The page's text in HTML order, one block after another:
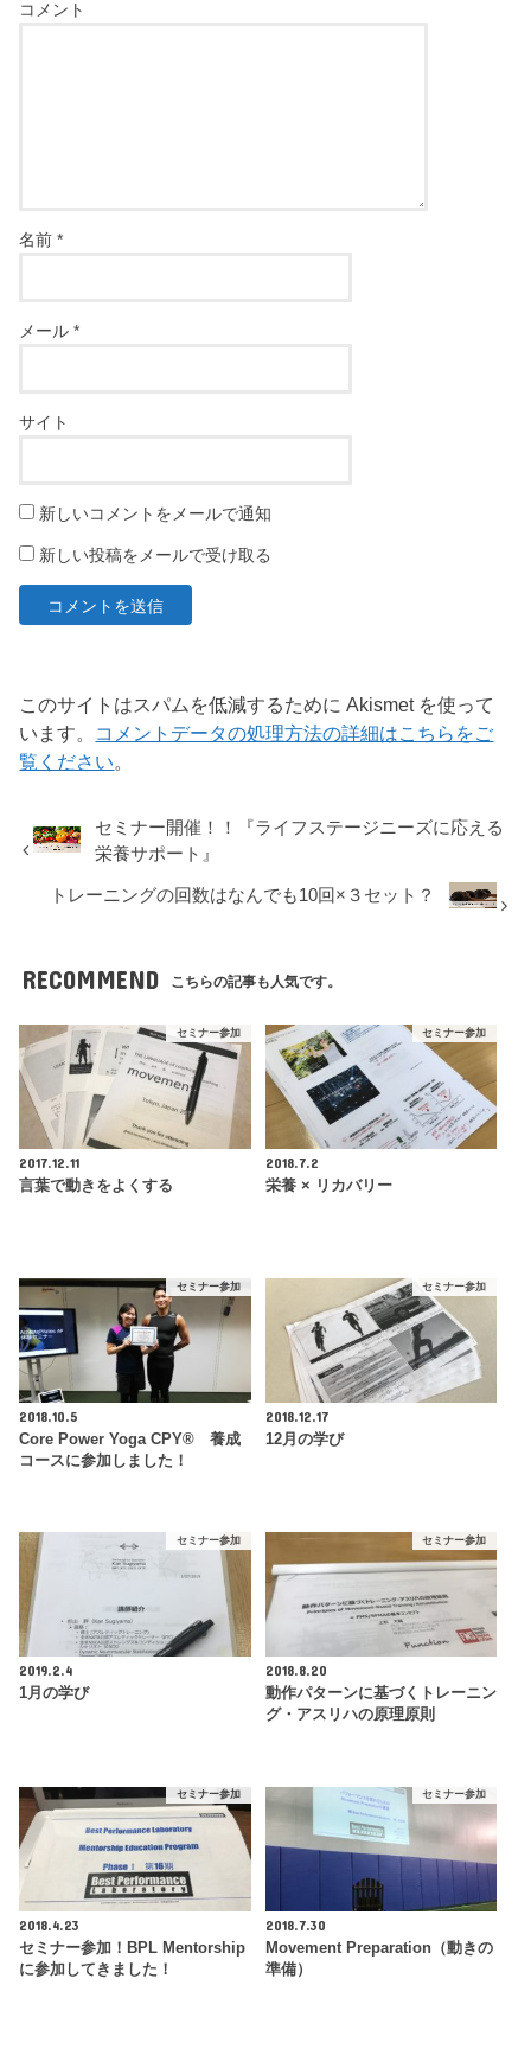
コメント
名前*
メール*
サイト
新しいコメントをメールで通知
新しい投稿をメールで受け取る
このサイトはスパムを低減するために Akismet を使って
います。 コメントデータの処理方法の詳細はこちらをご
覧ください。
セミナー開催！！『ライフステージニーズに応える
栄養サポート』
トレーニングの回数はなんでも10回×３セット？
RECOMMEND こちらの記事も人気です。
セミナー参加
2017.12.11
言葉で動きをよくする
セミナー参加
2018.7.2
栄養 × リカバリー
セミナー参加
2018.10.5
Core Power Yoga CPY® 養成
コースに参加しました！
セミナー参加
2018.12.17
12月の学び
セミナー参加
2019.2.4
1月の学び
セミナー参加
2018.8.20
動作パターンに基づくトレーニン
グ・アスリハの原理原則
セミナー参加
2018.4.23
セミナー参加！BPL Mentorship
に参加してきました！
セミナー参加
2018.7.30
Movement Preparation（動きの
準備）